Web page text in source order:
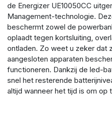
de Energizer UE10050CC
Management-technologie.
beschermt zowel de
oplaadt tegen kortsluiting,
ontladen. Zo weet u zeker dat
aangesloten apparaten
functioneren. Dankzij de led-
snel het resterende
altijd wanneer het tijd is om op